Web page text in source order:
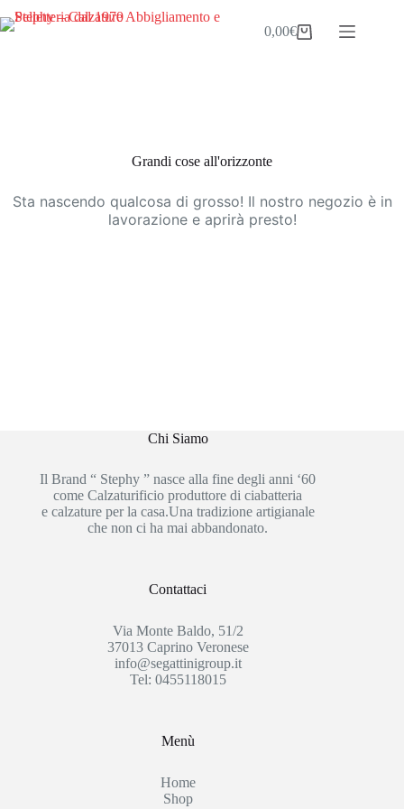
al
Carrello
0,00€
Grandi cose all'orizzonte
Sta nascendo qualcosa di grosso! Il nostro negozio è in
lavorazione e aprirà presto!
Chi Siamo
Il Brand “ Stephy ” nasce alla fine degli anni ‘60
come Calzaturificio produttore di ciabatteria
e calzature per la casa.Una tradizione artigianale
che non ci ha mai abbandonato.
Contattaci
Via Monte Baldo, 51/2
37013 Caprino Veronese
info@segattinigroup.it
Tel: 0455118015
Menù
Home
Shop